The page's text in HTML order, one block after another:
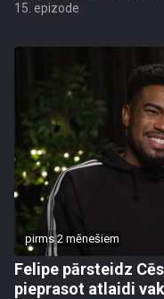
15. epizode
pirms 2 mēnešiem
Felipe pārsteidz
pieprasot atlaidi